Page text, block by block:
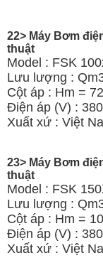
22> Máy Bơm
thuật
Model : FSK
Lưu lượng :
Cột áp : Hm =
Điện áp (V) :
Xuất xứ : Việt
23> Máy Bơm
thuật
Model : FSK
Lưu lượng :
Cột áp : Hm =
Điện áp (V) :
Xuất xứ : Việt